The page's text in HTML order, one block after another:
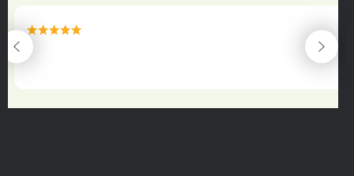
maximální spokojenost
22.06.2025